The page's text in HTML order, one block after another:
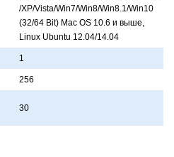
/XP/Vista/Win7/Win8/Win8.1/Win10
(32/64 Bit) Mac OS 10.6 и выше,
Linux Ubuntu 12.04/14.04
1
256
30